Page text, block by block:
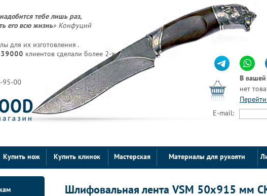
тебе лишь раз,
его всю жизнь» Конфуций
для их изготовления .
39000 клиентов сделали более 2-х
00
В вашей
нет
E-mail:
Купить нож Купить клинок Мастерская Материалы для рукояти
Шлифовальная лента VSM 50х915 мм